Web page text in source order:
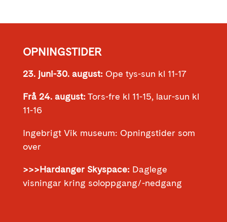
OPNINGSTIDER
23. juni-30. august:Ope tys-sun kl 11-17
Frå 24. august:Tors-fre kl 11-15, laur-sun kl
11-16
Ingebrigt Vik museum: Opningstider som
over
>>>Hardanger Skyspace:Daglege
visningar kring soloppgang/-nedgang